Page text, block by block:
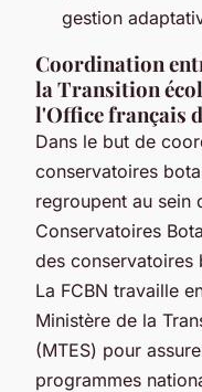
gestion
Coordination
la Transition
l'Office français
Dans le but de
conservatoires
regroupent au sein
Conservatoires
des conservatoires
La FCBN travaille
Ministère de la
(MTES) pour
programmes